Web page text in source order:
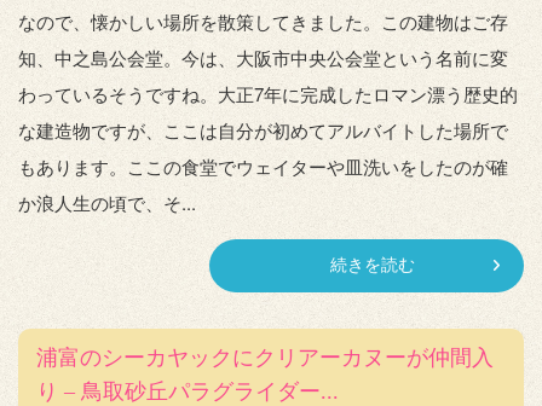
なので、懐かしい場所を散策してきました。この建物はご存
知、中之島公会堂。今は、大阪市中央公会堂という名前に変
わっているそうですね。大正7年に完成したロマン漂う歴史的
な建造物ですが、ここは自分が初めてアルバイトした場所で
もあります。ここの食堂でウェイターや皿洗いをしたのが確
か浪人生の頃で、そ...
続きを読む
浦富のシーカヤックにクリアーカヌーが仲間入
り – 鳥取砂丘パラグライダー...